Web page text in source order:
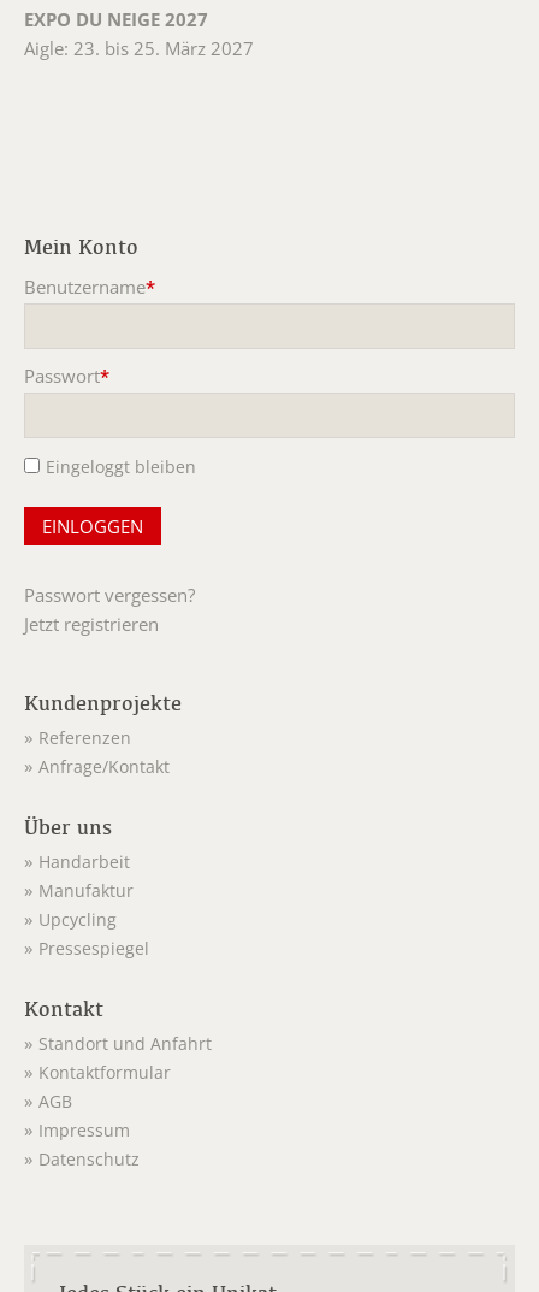
EXPO DU NEIGE 2027
Aigle: 23. bis 25. März 2027
Mein Konto
Benutzername*
Passwort*
Eingeloggt bleiben
Passwort vergessen?
Jetzt registrieren
Kundenprojekte
Referenzen
Anfrage/Kontakt
Über uns
Handarbeit
Manufaktur
Upcycling
Pressespiegel
Kontakt
Standort und Anfahrt
Kontaktformular
AGB
Impressum
Datenschutz